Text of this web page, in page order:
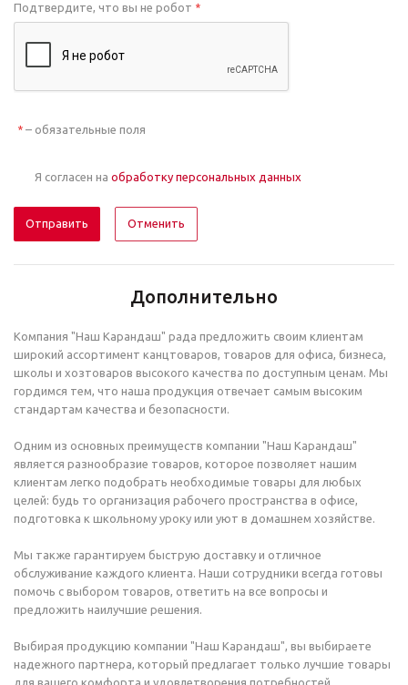
Подтвердите, что вы не робот *
* – обязательные поля
Я согласен на обработку персональных данных
Отменить
Дополнительно
Компания "Наш Карандаш" рада предложить своим клиентам
широкий ассортимент канцтоваров, товаров для офиса, бизнеса,
школы и хозтоваров высокого качества по доступным ценам. Мы
гордимся тем, что наша продукция отвечает самым высоким
стандартам качества и безопасности.
Одним из основных преимуществ компании "Наш Карандаш"
является разнообразие товаров, которое позволяет нашим
клиентам легко подобрать необходимые товары для любых
целей: будь то организация рабочего пространства в офисе,
подготовка к школьному уроку или уют в домашнем хозяйстве.
Мы также гарантируем быструю доставку и отличное
обслуживание каждого клиента. Наши сотрудники всегда готовы
помочь с выбором товаров, ответить на все вопросы и
предложить наилучшие решения.
Выбирая продукцию компании "Наш Карандаш", вы выбираете
надежного партнера, который предлагает только лучшие товары